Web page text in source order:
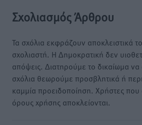
Σχολιασμός Άρθρου
Τα σχόλια εκφράζουν αποκλειστικά
σχολιαστή. Η Δημοκρατική δεν
απόψεις. Διατηρούμε το δικαίωμα
σχόλια θεωρούμε προσβλητικά ή
καμμία προειδοποίηση. Χρήστες
όρους χρήσης αποκλείονται.